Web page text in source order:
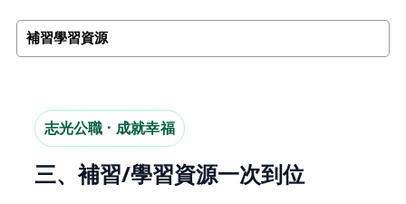
補習學習資源
志光公職 · 成就幸福
三、補習/學習資源一次到位